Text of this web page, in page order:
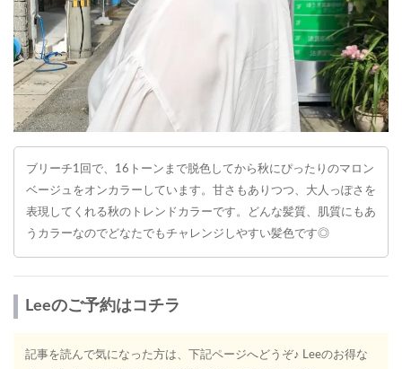
ブリーチ1回で、16トーンまで脱色してから秋にぴったりのマロン
ベージュをオンカラーしています。甘さもありつつ、大人っぽさを
表現してくれる秋のトレンドカラーです。どんな髪質、肌質にもあ
うカラーなのでどなたでもチャレンジしやすい髪色です◎
Leeのご予約はコチラ
記事を読んで気になった方は、下記ページへどうぞ♪ Leeのお得な